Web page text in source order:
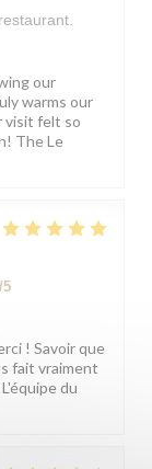
our
warms our
visit felt so
The Le
/5
! Savoir que
fait vraiment
du